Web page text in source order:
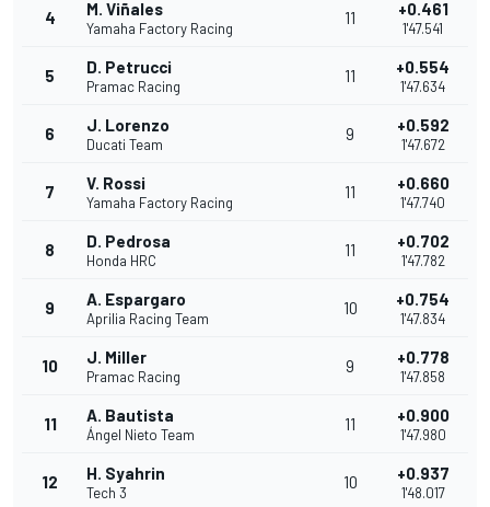
4 M. Viñales
Yamaha Factory Racing
11 +0.461
1'47.541
5 D. Petrucci
Pramac Racing
11 +0.554
1'47.634
6 J. Lorenzo
Ducati Team
9 +0.592
1'47.672
7 V. Rossi
Yamaha Factory Racing
11 +0.660
1'47.740
8 D. Pedrosa
Honda HRC
11 +0.702
1'47.782
9 A. Espargaro
Aprilia Racing Team
10 +0.754
1'47.834
10 J. Miller
Pramac Racing
9 +0.778
1'47.858
11 A. Bautista
Ángel Nieto Team
11 +0.900
1'47.980
12 H. Syahrin
Tech 3
10 +0.937
1'48.017